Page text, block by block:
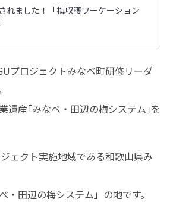
れました！「梅収穫ワーケーション
プロジェクトみなべ町研修リーダ
遺産｢みなべ・田辺の梅システム｣を
ェクト実施地域である和歌山県み
・田辺の梅システム」の地です。